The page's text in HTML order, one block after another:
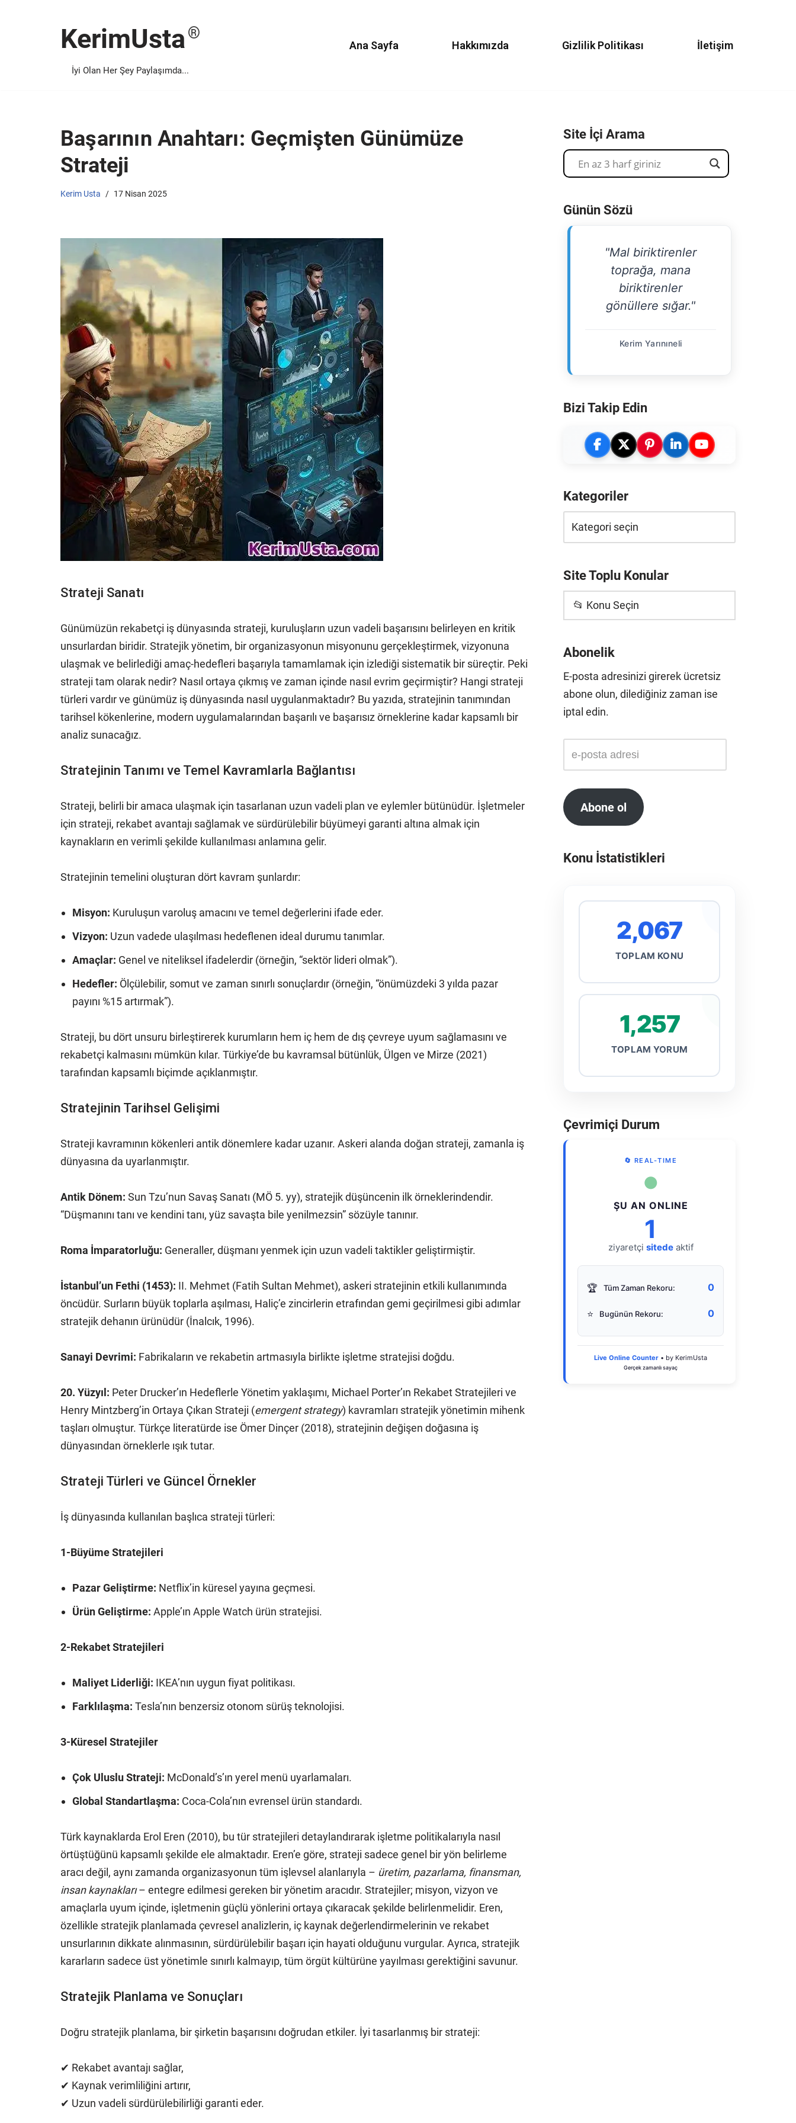
KerimUsta
İyi Olan Her Şey Paylaşımda...
Ana Sayfa Hakkımızda Gizlilik Politikası İletişim
Başarının Anahtarı: Geçmişten Günümüze
Strateji
Kerim Usta 17 Nisan 2025
Strateji Sanatı
Günümüzün rekabetçi iş dünyasında strateji, kuruluşların uzun vadeli başarısını belirleyen en kritik
unsurlardan biridir. Stratejik yönetim, bir organizasyonun misyonunu gerçekleştirmek, vizyonuna
ulaşmak ve belirlediği amaç-hedefleri başarıyla tamamlamak için izlediği sistematik bir süreçtir. Peki
strateji tam olarak nedir? Nasıl ortaya çıkmış ve zaman içinde nasıl evrim geçirmiştir? Hangi strateji
türleri vardır ve günümüz iş dünyasında nasıl uygulanmaktadır? Bu yazıda, stratejinin tanımından
tarihsel kökenlerine, modern uygulamalarından başarılı ve başarısız örneklerine kadar kapsamlı bir
analiz sunacağız.
Stratejinin Tanımı ve Temel Kavramlarla Bağlantısı
Strateji, belirli bir amaca ulaşmak için tasarlanan uzun vadeli plan ve eylemler bütünüdür. İşletmeler
için strateji, rekabet avantajı sağlamak ve sürdürülebilir büyümeyi garanti altına almak için
kaynakların en verimli şekilde kullanılması anlamına gelir.
Stratejinin temelini oluşturan dört kavram şunlardır:
Misyon: Kuruluşun varoluş amacını ve temel değerlerini ifade eder.
Vizyon: Uzun vadede ulaşılması hedeflenen ideal durumu tanımlar.
Amaçlar: Genel ve niteliksel ifadelerdir (örneğin, “sektör lideri olmak”).
Hedefler: Ölçülebilir, somut ve zaman sınırlı sonuçlardır (örneğin, “önümüzdeki 3 yılda pazar
payını %15 artırmak”).
Strateji, bu dört unsuru birleştirerek kurumların hem iç hem de dış çevreye uyum sağlamasını ve
rekabetçi kalmasını mümkün kılar. Türkiye’de bu kavramsal bütünlük, Ülgen ve Mirze (2021)
tarafından kapsamlı biçimde açıklanmıştır.
Stratejinin Tarihsel Gelişimi
Strateji kavramının kökenleri antik dönemlere kadar uzanır. Askeri alanda doğan strateji, zamanla iş
dünyasına da uyarlanmıştır.
Antik Dönem: Sun Tzu’nun Savaş Sanatı (MÖ 5. yy), stratejik düşüncenin ilk örneklerindendir.
“Düşmanını tanı ve kendini tanı, yüz savaşta bile yenilmezsin” sözüyle tanınır.
Roma İmparatorluğu: Generaller, düşmanı yenmek için uzun vadeli taktikler geliştirmiştir.
İstanbul’un Fethi (1453): II. Mehmet (Fatih Sultan Mehmet), askeri stratejinin etkili kullanımında
öncüdür. Surların büyük toplarla aşılması, Haliç’e zincirlerin etrafından gemi geçirilmesi gibi adımlar
stratejik dehanın ürünüdür (İnalcık, 1996).
Sanayi Devrimi: Fabrikaların ve rekabetin artmasıyla birlikte işletme stratejisi doğdu.
20. Yüzyıl: Peter Drucker’ın Hedeflerle Yönetim yaklaşımı, Michael Porter’ın Rekabet Stratejileri ve
Henry Mintzberg’in Ortaya Çıkan Strateji (emergent strategy) kavramları stratejik yönetimin mihenk
taşları olmuştur. Türkçe literatürde ise Ömer Dinçer (2018), stratejinin değişen doğasına iş
dünyasından örneklerle ışık tutar.
Strateji Türleri ve Güncel Örnekler
İş dünyasında kullanılan başlıca strateji türleri:
1-Büyüme Stratejileri
Pazar Geliştirme: Netflix’in küresel yayına geçmesi.
Ürün Geliştirme: Apple’ın Apple Watch ürün stratejisi.
2-Rekabet Stratejileri
Maliyet Liderliği: IKEA’nın uygun fiyat politikası.
Farklılaşma: Tesla’nın benzersiz otonom sürüş teknolojisi.
3-Küresel Stratejiler
Çok Uluslu Strateji: McDonald’s’ın yerel menü uyarlamaları.
Global Standartlaşma: Coca-Cola’nın evrensel ürün standardı.
Türk kaynaklarda Erol Eren (2010), bu tür stratejileri detaylandırarak işletme politikalarıyla nasıl
örtüştüğünü kapsamlı şekilde ele almaktadır. Eren’e göre, strateji sadece genel bir yön belirleme
aracı değil, aynı zamanda organizasyonun tüm işlevsel alanlarıyla – üretim, pazarlama, finansman,
insan kaynakları– entegre edilmesi gereken bir yönetim aracıdır. Stratejiler; misyon, vizyon ve
amaçlarla uyum içinde, işletmenin güçlü yönlerini ortaya çıkaracak şekilde belirlenmelidir. Eren,
özellikle stratejik planlamada çevresel analizlerin, iç kaynak değerlendirmelerinin ve rekabet
unsurlarının dikkate alınmasının, sürdürülebilir başarı için hayati olduğunu vurgular. Ayrıca, stratejik
kararların sadece üst yönetimle sınırlı kalmayıp, tüm örgüt kültürüne yayılması gerektiğini savunur.
Stratejik Planlama ve Sonuçları
Doğru stratejik planlama, bir şirketin başarısını doğrudan etkiler. İyi tasarlanmış bir strateji:
✔ Rekabet avantajı sağlar,
✔ Kaynak verimliliğini artırır,
✔ Uzun vadeli sürdürülebilirliği garanti eder.
Site İçi Arama
Günün Sözü
"Mal biriktirenler
toprağa, mana
biriktirenler
gönüllere sığar."
Kerim Yarınıneli
Bizi Takip Edin
Kategoriler
Site Toplu Konular
📂 Konu Seçin
Abonelik
E-posta adresinizi girerek ücretsiz
abone olun, dilediğiniz zaman ise
iptal edin.
Abone ol
Konu İstatistikleri
2,067
TOPLAM KONU
1,257
TOPLAM YORUM
Çevrimiçi Durum
🔄 REAL-TIME
●
ŞU AN ONLINE
1
ziyaretçi sitedeaktif
🏆 Tüm Zaman Rekoru: 0
⭐ Bugünün Rekoru: 0
Live Online Counter • by KerimUsta
Gerçek zamanlı sayaç